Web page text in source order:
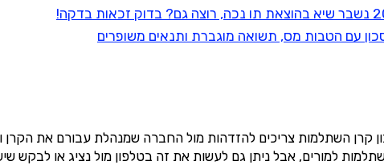
עם הטבות מס, תשואה מוגברת ותנאים משופרים
קרן השתלמות צריכים להזדהות מול החברה שמנהלת עבורם את
למורים, אבל ניתן גם לעשות את זה בטלפון מול נציג או לבקש
מתוכן פיננסי
שם מלא
היכן מנוהל החיסכון?